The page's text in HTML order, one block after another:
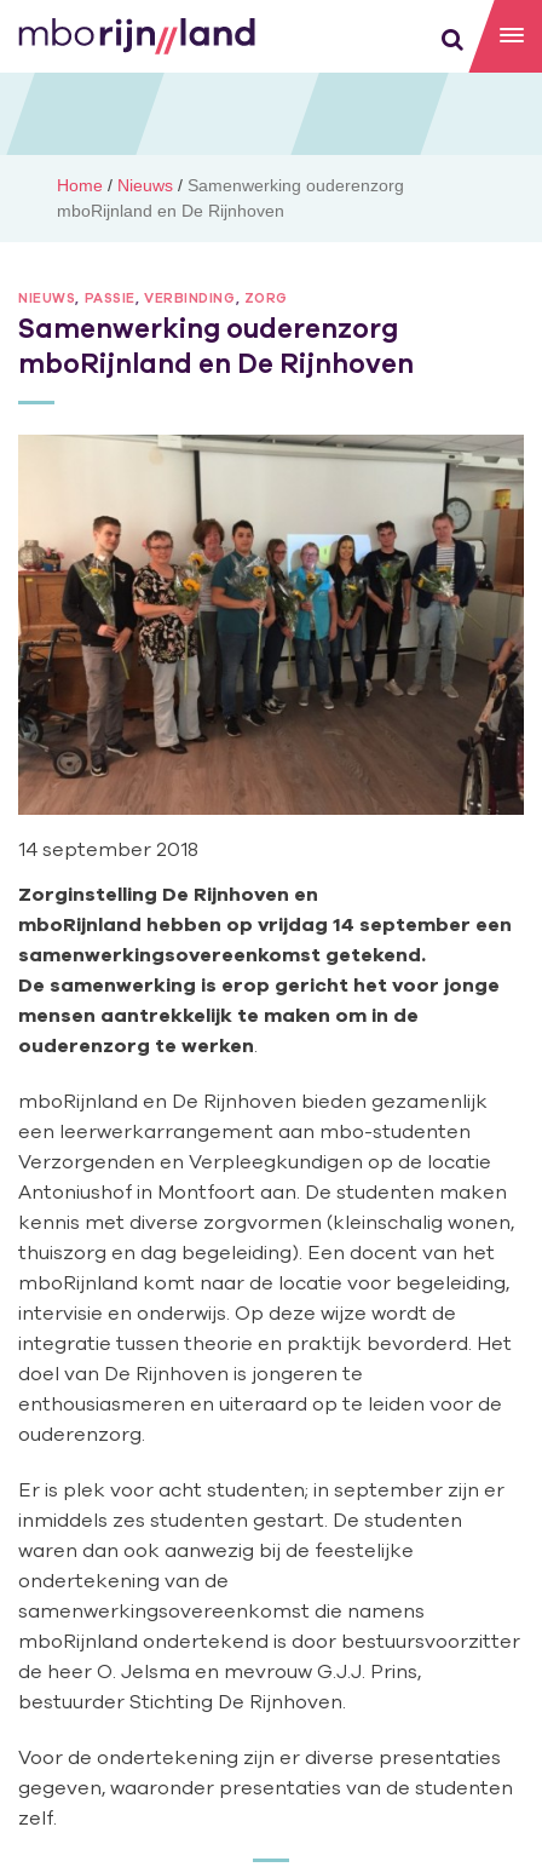
Home / Nieuws / Samenwerking ouderenzorg
mboRijnland en De Rijnhoven
NIEUWS PASSIE VERBINDING ZORG
Samenwerking ouderenzorg
mboRijnland en De Rijnhoven
14 september 2018
Zorginstelling De Rijnhoven en
mboRijnland hebben op vrijdag 14 september een
samenwerkingsovereenkomst getekend.
De samenwerking is erop gericht het voor jonge
mensen aantrekkelijk te maken om in de
ouderenzorg te werken
mboRijnland en De Rijnhoven bieden gezamenlijk
een leerwerkarrangement aan mbo-studenten
Verzorgenden en Verpleegkundigen op de locatie
Antoniushof in Montfoort aan. De studenten maken
kennis met diverse zorgvormen (kleinschalig wonen,
thuiszorg en dag begeleiding). Een docent van het
mboRijnland komt naar de locatie voor begeleiding,
intervisie en onderwijs. Op deze wijze wordt de
integratie tussen theorie en praktijk bevorderd. Het
doel van De Rijnhoven is jongeren te
enthousiasmeren en uiteraard op te leiden voor de
ouderenzorg.
Er is plek voor acht studenten; in september zijn er
inmiddels zes studenten gestart. De studenten
waren dan ook aanwezig bij de feestelijke
ondertekening van de
samenwerkingsovereenkomst die namens
mboRijnland ondertekend is door bestuursvoorzitter
de heer O. Jelsma en mevrouw G.J.J. Prins,
bestuurder Stichting De Rijnhoven.
Voor de ondertekening zijn er diverse presentaties
gegeven, waaronder presentaties van de studenten
zelf.